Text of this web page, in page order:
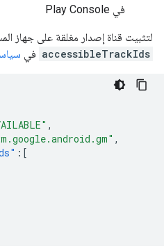
في Play Console
لتثبيت قناة إصدار مغلقة على جهاز
accessibleTrackIds في
,
,
:[